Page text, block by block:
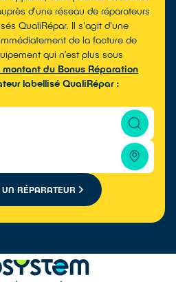
d’une réseau de réparateurs
QualiRépar. Il s'agit d'une
de la facture de
qui n’est plus sous
montant du Bonus Réparation
labellisé QualiRépar :
RÉPARATEUR